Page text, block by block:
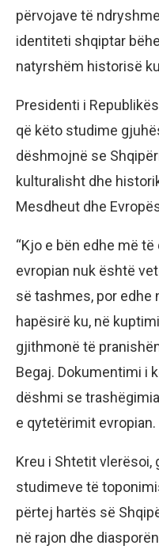
përvojave të
identiteti shqiptar
natyrshëm historisë
Presidenti i
që këto studime
dëshmojnë se
kulturalisht dhe
Mesdheut dhe
“Kjo e bën edhe më
evropian nuk është
së tashmes, por edhe
hapësirë ku, në
gjithmonë të
Begaj. Dokumentimi i
dëshmi se
e qytetërimit evropian.
Kreu i Shtetit
studimeve të
përtej hartës së
në rajon dhe